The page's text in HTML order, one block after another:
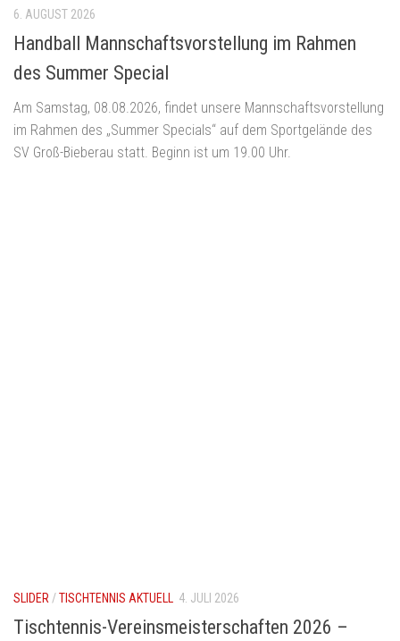
6. AUGUST 2026
Handball Mannschaftsvorstellung im Rahmen
des Summer Special
Am Samstag, 08.08.2026, findet unsere Mannschaftsvorstellung
im Rahmen des „Summer Specials“ auf dem Sportgelände des
SV Groß-Bieberau statt. Beginn ist um 19.00 Uhr.
SLIDER /TISCHTENNIS AKTUELL 4. JULI 2026
Tischtennis-Vereinsmeisterschaften 2026 –